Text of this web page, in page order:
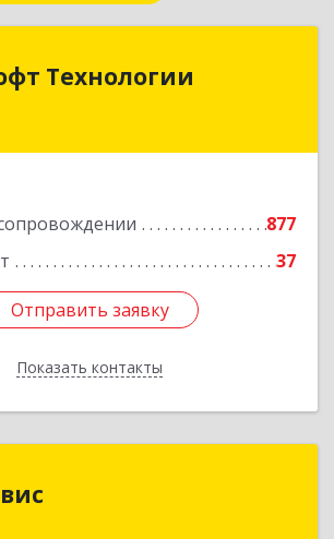
Технологии
877
37
Отправить заявку
Показать контакты
Бизнес-Софт Технологии
область - Кузбасс обл,
Отправить заявку
Назад
область - Кузбасс обл,